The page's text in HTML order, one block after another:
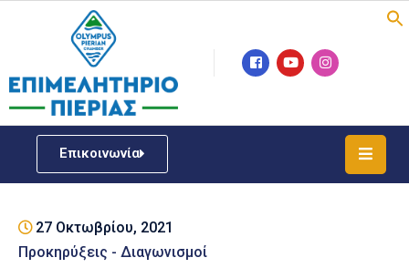
Επικοινωνία
Επιμελητήριο
Νέα
ΓΕΜΗ27 Οκτωβρίου, 2021
Προκηρύξεις - Διαγωνισμοί